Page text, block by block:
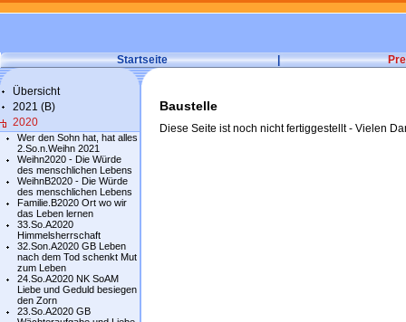
Startseite |
Übersicht
2021 (B)
2020
Wer den Sohn hat, hat alles
2.So.n.Weihn 2021
Weihn2020 - Die Würde
des menschlichen Lebens
WeihnB2020 - Die Würde
des menschlichen Lebens
Familie.B2020 Ort wo wir
das Leben lernen
33.So.A2020
Himmelsherrschaft
32.Son.A2020 GB Leben
nach dem Tod schenkt Mut
zum Leben
24.So.A2020 NK SoAM
Liebe und Geduld besiegen
den Zorn
23.So.A2020 GB
Baustelle
Diese Seite ist noch nicht fertiggestellt - Vielen